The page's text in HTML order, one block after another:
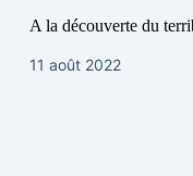
A la découverte du
11 août 2022